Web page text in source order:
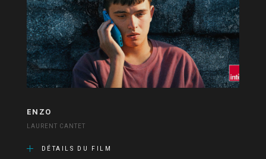
ENZO
LAURENT CANTET
DÉTAILS DU FILM